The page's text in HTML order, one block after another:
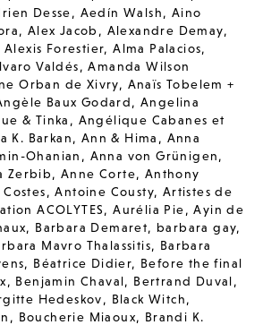
Desse, Aedín Walsh, Aino
, Alex Jacob , Alexandre Demay,
Alexis Forestier,Alma Palacios,
Valdés,Amanda Wilson
Orban de Xivry, Anaïs Tobelem +
Baux Godard,Angelina
& Tinka , Angélique Cabanes et
K. Barkan, Ann & Hima , Anna
Ohanian , Anna von Grünigen,
Zerbib,Anne Corte, Anthony
,Antoine Cousty, Artistes de
ACOLYTES,Aurélia Pie,Ayin de
, Barbara Demaret, barbara gay,
Mavro Thalassitis, Barbara
, Béatrice Didier, Before the final
, Benjamin Chaval, Bertrand Duval,
Hedeskov, Black Witch,
, Boucherie Miaoux, Brandi K.